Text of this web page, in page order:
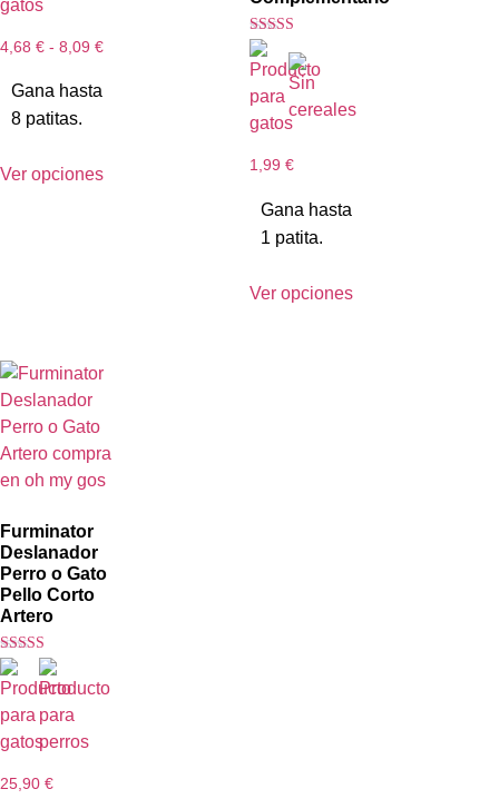
4,68 € - 8,09 €
Gana hasta
8 patitas.
Ver opciones
Valorado
con
4.33
de 5
1,99 €
Gana hasta
1 patita.
Ver opciones
Furminator
Deslanador
Perro o Gato
Pello Corto
Artero
Valorado con
5.00
de 5
25,90 €